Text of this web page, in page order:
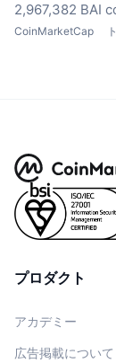
2,967,382 BAI
CoinMarketCap
プロダクト
アカデミー
広告掲載について